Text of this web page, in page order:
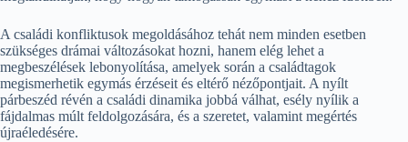
A családi konfliktusok megoldásához tehát nem minden esetben
szükséges drámai változásokat hozni, hanem elég lehet a
megbeszélések lebonyolítása, amelyek során a családtagok
megismerhetik egymás érzéseit és eltérő nézőpontjait. A nyílt
párbeszéd révén a családi dinamika jobbá válhat, esély nyílik a
fájdalmas múlt feldolgozására, és a szeretet, valamint megértés
újraéledésére.